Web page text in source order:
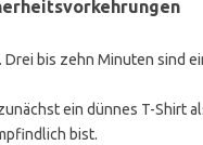
Drei bis zehn Minuten sind
ein dünnes T-Shirt
bist.